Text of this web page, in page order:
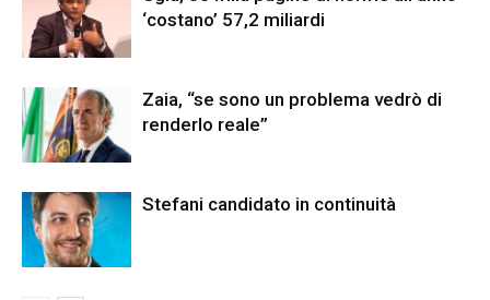
‘costano’ 57,2 miliardi
Zaia, “se sono un problema vedrò di
renderlo reale”
Stefani candidato in continuità